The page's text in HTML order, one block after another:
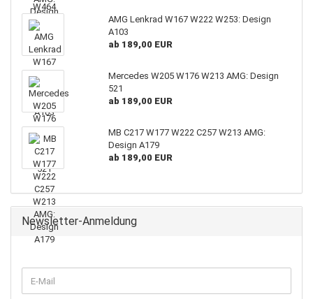
AMG Lenkrad W167 W222 W253: Design
A103
ab 189,00 EUR
Mercedes W205 W176 W213 AMG: Design
521
ab 189,00 EUR
MB C217 W177 W222 C257 W213 AMG:
Design A179
ab 189,00 EUR
Newsletter-Anmeldung
ZUR
E-
Mail